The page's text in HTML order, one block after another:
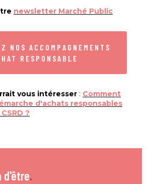
newsletter Marché Public
NOS ACCOMPAGNEMENTS
RESPONSABLE
vous intéresser : Comment
d'achats responsables
?
d'être.